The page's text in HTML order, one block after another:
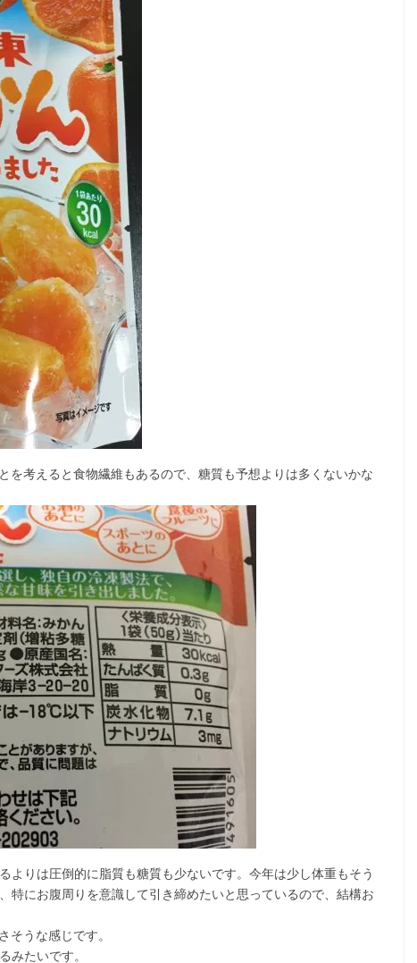
を考えると食物繊維もあるので、糖質も予想よりは多くないかな
よりは圧倒的に脂質も糖質も少ないです。今年は少し体重もそう
特にお腹周りを意識して引き締めたいと思っているので、結構お
そうな感じです。
みたいです。